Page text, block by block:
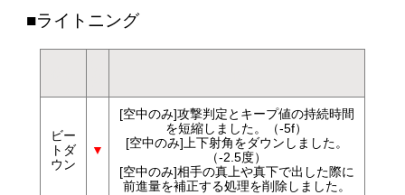
■ライトニング
ビー
トダ
ウン
▼
[空中のみ]攻撃判定とキープ値の持続時間
を短縮しました。（-5f）
[空中のみ]上下射角をダウンしました。
（-2.5度）
[空中のみ]相手の真上や真下で出した際に
前進量を補正する処理を削除しました。